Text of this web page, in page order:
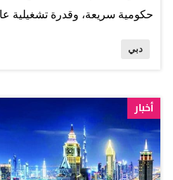
حكومية سريعة، وقدرة تشغيلية
استعادت حيويتها، والمطاعم بدأت
واصلت المطارات وشركات
طبيعية، بما يعكس قدرة الإمارة
الإقليمية، والحفاظ على
دبي
أخبار